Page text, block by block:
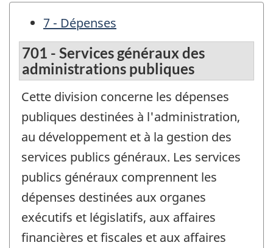
7 - Dépenses
701 - Services généraux des
administrations publiques
Cette division concerne les dépenses
publiques destinées à l'administration,
au développement et à la gestion des
services publics généraux. Les services
publics généraux comprennent les
dépenses destinées aux organes
exécutifs et législatifs, aux affaires
financières et fiscales et aux affaires